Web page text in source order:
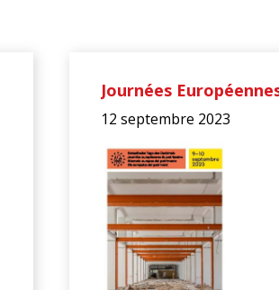
Journées
12 septembre 2023